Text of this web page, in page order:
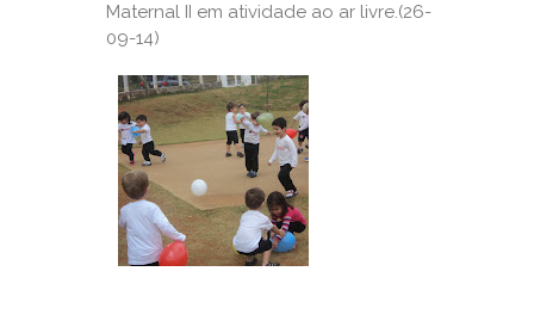
Maternal II em atividade ao ar livre.(26-
09-14)